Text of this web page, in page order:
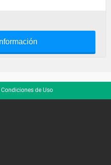
de Uso